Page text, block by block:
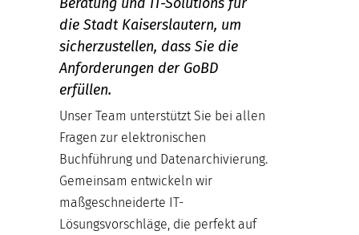
die Stadt Kaiserslautern, um
sicherzustellen, dass Sie die
Anforderungen der GoBD
erfüllen.
Unser Team unterstützt Sie bei allen
Fragen zur elektronischen
Buchführung und Datenarchivierung.
Gemeinsam entwickeln wir
maßgeschneiderte IT-
Lösungsvorschläge, die perfekt auf